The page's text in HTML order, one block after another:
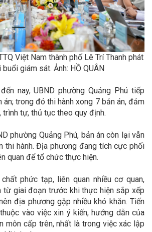
Việt Nam thành phố Lê Trí Thanh phát
giám sát. Ảnh: HỒ QUÂN
nay, UBND phường Quảng Phú tiếp
án; trong đó thi hành xong 7 bản án, đảm
trình tự, thủ tục theo quy định.
phường Quảng Phú, bản án còn lại vẫn
thi hành. Địa phương đang tích cực phối
quan để tổ chức thực hiện.
phức tạp, liên quan nhiều cơ quan,
từ giai đoạn trước khi thực hiện sắp xếp
địa phương gặp nhiều khó khăn. Tiến
vào việc xin ý kiến, hướng dẫn của
môn cấp trên, nhất là trong việc xác lập